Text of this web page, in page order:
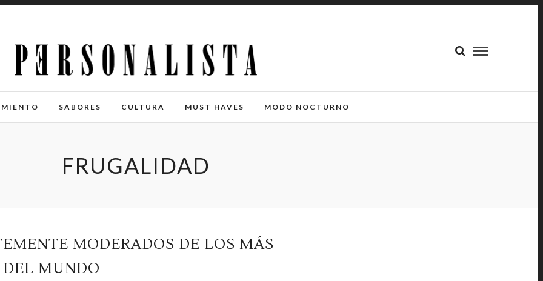
SABORES CULTURA MUST HAVES MODO NOCTURNO
FRUGALIDAD
MODERADOS DE LOS MÁS
DEL MUNDO